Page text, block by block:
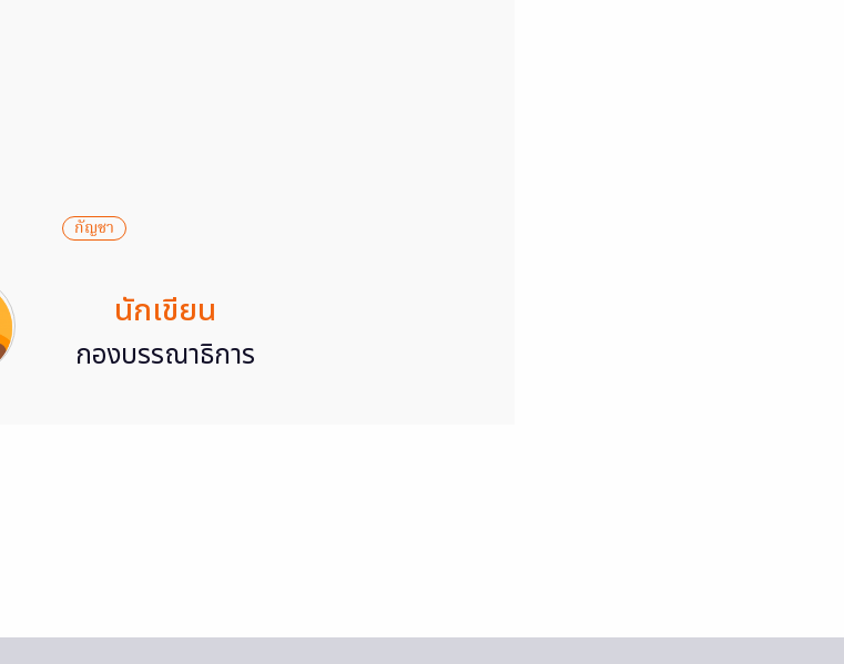
กัญชา
นักเขียน
กองบรรณาธิการ